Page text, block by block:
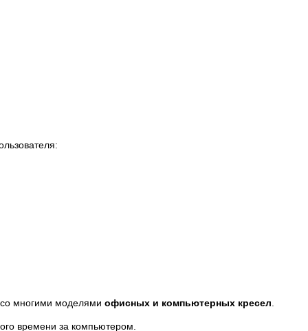
многими моделями офисных и компьютерных кресел
времени за компьютером.